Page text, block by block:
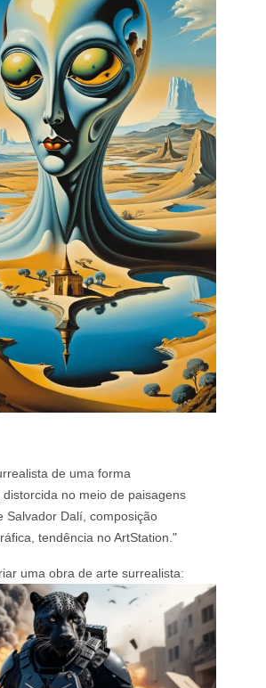
de uma forma
no meio de paisagens
Salvador Dalí, composição
tendência no ArtStation."
uma obra de arte surrealista: